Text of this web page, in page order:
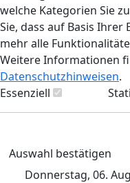
welche Kategorien Sie
Sie, dass auf Basis
mehr alle
Weitere Informationen
Datenschutzhinweisen.
Essenziell
Auswahl bestätigen
Donnerstag, 06.